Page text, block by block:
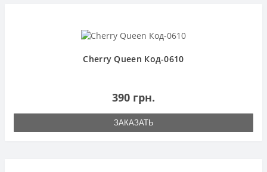
Cherry Queen Код-0610
390 грн.
ЗАКАЗАТЬ